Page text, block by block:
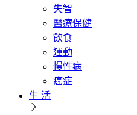
失智
醫療保健
飲食
運動
慢性病
癌症
生 活